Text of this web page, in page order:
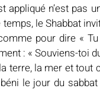
appliqué n’est pas
le Shabbat
pour dire «
: « Souviens-toi
terre, la mer et tout
le jour du